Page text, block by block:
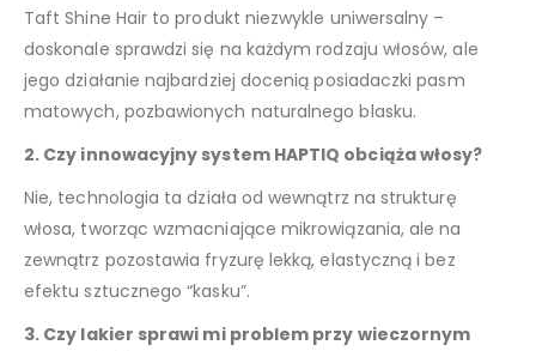
Taft Shine Hair to produkt niezwykle uniwersalny –
doskonale sprawdzi się na każdym rodzaju włosów, ale
jego działanie najbardziej docenią posiadaczki pasm
matowych, pozbawionych naturalnego blasku.
2. Czy innowacyjny system HAPTIQ obciąża włosy?
Nie, technologia ta działa od wewnątrz na strukturę
włosa, tworząc wzmacniające mikrowiązania, ale na
zewnątrz pozostawia fryzurę lekką, elastyczną i bez
efektu sztucznego “kasku”.
3. Czy lakier sprawi mi problem przy wieczornym